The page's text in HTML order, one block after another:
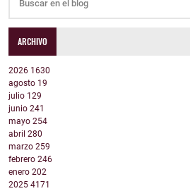
ARCHIVO
2026 1630
agosto 19
julio 129
junio 241
mayo 254
abril 280
marzo 259
febrero 246
enero 202
2025 4171